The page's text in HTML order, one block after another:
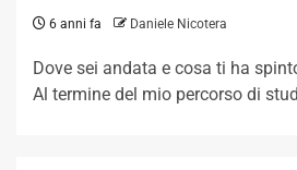
6 anni fa Daniele Nicotera
Dove sei andata e cosa ti ha
Al termine del mio percorso di